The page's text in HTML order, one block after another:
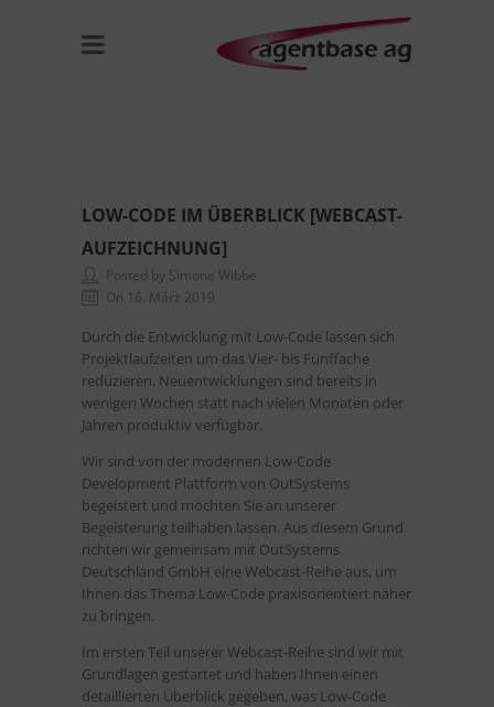
LOW-CODE IM ÜBERBLICK [WEBCAST-
AUFZEICHNUNG]
Posted by Simone Wibbe
On 16. März 2019
Durch die Entwicklung mit Low-Code lassen sich
Projektlaufzeiten um das Vier- bis Fünffache
reduzieren. Neuentwicklungen sind bereits in
wenigen Wochen statt nach vielen Monaten oder
Jahren produktiv verfügbar.
Wir sind von der modernen Low-Code
Development Plattform von OutSystems
begeistert und möchten Sie an unserer
Begeisterung teilhaben lassen. Aus diesem Grund
richten wir gemeinsam mit OutSystems
Deutschland GmbH eine Webcast-Reihe aus, um
Ihnen das Thema Low-Code praxisorientiert näher
zu bringen.
Im ersten Teil unserer Webcast-Reihe sind wir mit
Grundlagen gestartet und haben Ihnen einen
detaillierten Überblick gegeben, was Low-Code